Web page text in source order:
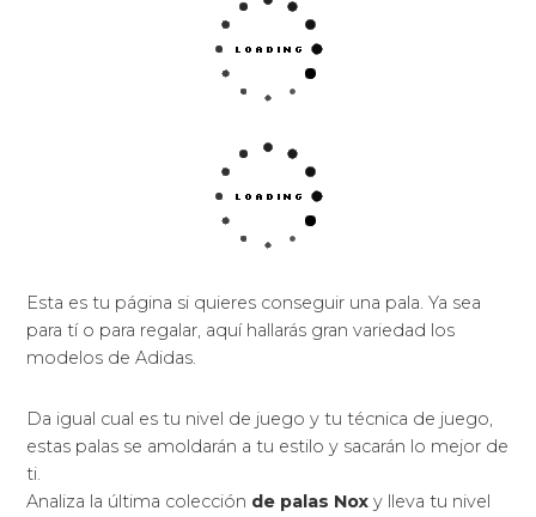
Esta es tu página si quieres conseguir una pala. Ya sea
para tí o para regalar, aquí hallarás gran variedad los
modelos de Adidas.
Da igual cual es tu nivel de juego y tu técnica de juego,
estas palas se amoldarán a tu estilo y sacarán lo mejor de
ti.
Analiza la última colección de palas Nox y lleva tu nivel